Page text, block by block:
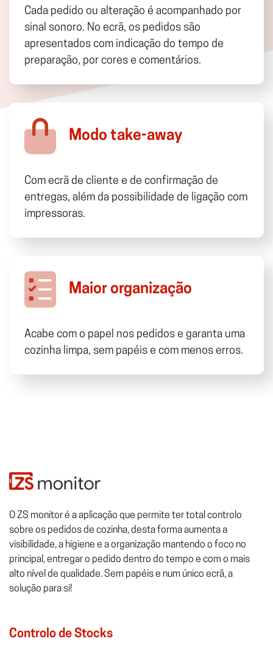
Cada pedido ou alteração é acompanhado por
sinal sonoro. No ecrã, os pedidos são
apresentados com indicação do tempo de
preparação, por cores e comentários.
Modo take-away
Com ecrã de cliente e de confirmação de
entregas, além da possibilidade de ligação com
impressoras.
Maior organização
Acabe com o papel nos pedidos e garanta uma
cozinha limpa, sem papéis e com menos erros.
O ZS monitor é a aplicação que permite ter total controlo
sobre os pedidos de cozinha, desta forma aumenta a
visibilidade, a higiene e a organização mantendo o foco no
principal, entregar o pedido dentro do tempo e com o mais
alto nível de qualidade. Sem papéis e num único ecrã, a
solução para si!
Controlo de Stocks